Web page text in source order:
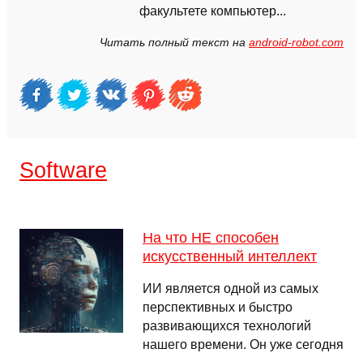
факультете компьютер...
Читать полный текст на android-robot.com
Software
На что НЕ способен
искусственный интеллект
ИИ является одной из самых
перспективных и быстро
развивающихся технологий
нашего времени. Он уже сегодня